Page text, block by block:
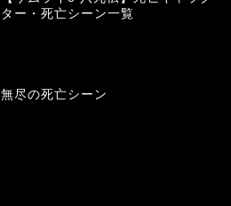
ター・死亡シーン一覧
無尽の死亡シーン